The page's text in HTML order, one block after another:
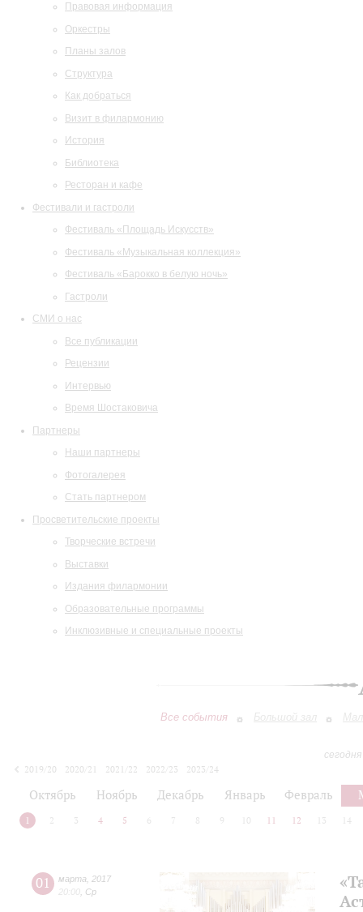
Правовая информация
Оркестры
Планы залов
Структура
Как добраться
Визит в филармонию
История
Библиотека
Ресторан и кафе
Фестивали и гастроли
Фестиваль «Площадь Искусств»
Фестиваль «Музыкальная коллекция»
Фестиваль «Барокко в белую ночь»
Гастроли
СМИ о нас
Все публикации
Рецензии
Интервью
Время Шостаковича
Партнеры
Наши партнеры
Фотогалерея
Стать партнером
Просветительские проекты
Творческие встречи
Выставки
Издания филармонии
Образовательные программы
Инклюзивные и специальные проекты
Все события Большой зал
2019/20
2020/21 2021/22 2022/23
2023/24
Октябрь Ноябрь Декабрь Январь Февраль
1 2 3 4 5 6 7 8 9 10 11 12 13 14
01 марта
2017
20:00 Ср